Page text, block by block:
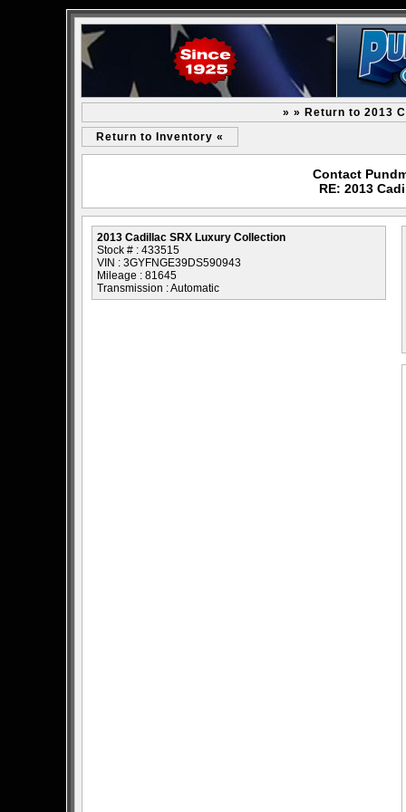
» » Return to 2013
Return to Inventory «
Contact
RE: 2013
2013 Cadillac SRX Luxury Collection
Stock # : 433515
VIN : 3GYFNGE39DS590943
Mileage : 81645
Transmission : Automatic